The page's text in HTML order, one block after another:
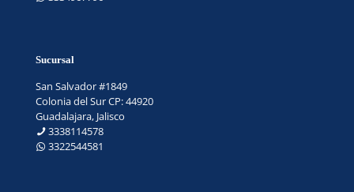
Sucursal
San Salvador #1849
Colonia del Sur CP: 44920
Guadalajara, Jalisco
3338114578
3322544581